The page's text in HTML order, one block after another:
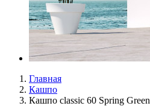
Главная
Кашпо
Кашпо classic 60 Spring Green